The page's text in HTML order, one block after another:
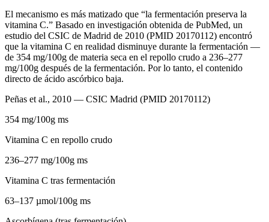
El mecanismo es más matizado que “la fermentación preserva la
vitamina C.” Basado en investigación obtenida de PubMed, un
estudio del CSIC de Madrid de 2010 (PMID 20170112) encontró
que la vitamina C en realidad disminuye durante la fermentación —
de 354 mg/100g de materia seca en el repollo crudo a 236–277
mg/100g después de la fermentación. Por lo tanto, el contenido
directo de ácido ascórbico baja.
Peñas et al., 2010 — CSIC Madrid (PMID 20170112)
354 mg/100g ms
Vitamina C en repollo crudo
236–277 mg/100g ms
Vitamina C tras fermentación
63–137 µmol/100g ms